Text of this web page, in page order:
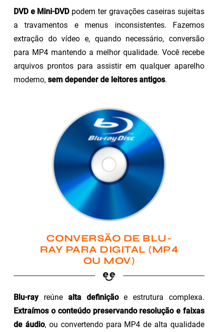
DVD e Mini-DVDpodem ter gravações caseiras sujeitas
a travamentos e menus inconsistentes. Fazemos
extração do vídeo e, quando necessário, conversão
para MP4 mantendo a melhor qualidade. Você recebe
arquivos prontos para assistir em qualquer aparelho
moderno, sem depender de leitores antigos.
CONVERSÃO DE BLU-
RAY PARA DIGITAL (MP4
OU MOV)
Blu-rayreúne alta definiçãoe estrutura complexa.
Extraímos o conteúdo preservando resolução e faixas
de áudio, ou convertendo para MP4 de alta qualidade